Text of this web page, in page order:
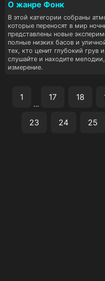
О жанре Фoнк
В этой категории собраны
которые переносят в мир
представлены новые
полные низких басов и
тех, кто ценит глубокий
слушайте и находите
измерение.
1
...
17 18
23 24 25